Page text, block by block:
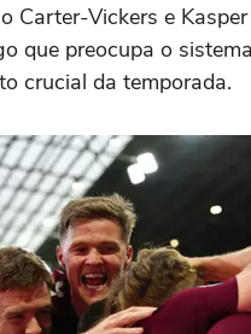
Carter-Vickers e Kasper
que preocupa o
crucial da temporada.